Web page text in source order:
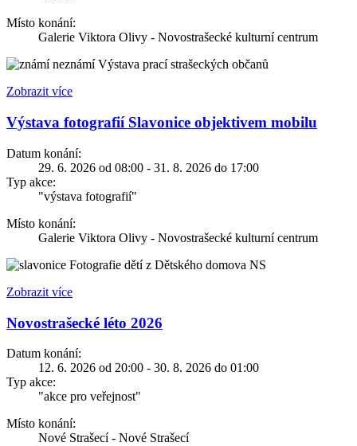
Místo konání:
Galerie Viktora Olivy - Novostrašecké kulturní centrum
Výstava prací strašeckých občanů
Zobrazit více
Výstava fotografií Slavonice objektivem mobilu
Datum konání:
29. 6. 2026 od 08:00 - 31. 8. 2026 do 17:00
Typ akce:
"výstava fotografií"
Místo konání:
Galerie Viktora Olivy - Novostrašecké kulturní centrum
Fotografie dětí z Dětského domova NS
Zobrazit více
Novostrašecké léto 2026
Datum konání:
12. 6. 2026 od 20:00 - 30. 8. 2026 do 01:00
Typ akce:
"akce pro veřejnost"
Místo konání:
Nové Strašecí - Nové Strašecí